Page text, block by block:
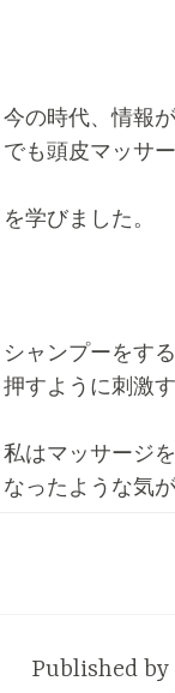
今の時代、情報
でも頭皮マッサ
を学びました。
シャンプーをす
押すように刺激す
私はマッサージ
なったような気が
Published by